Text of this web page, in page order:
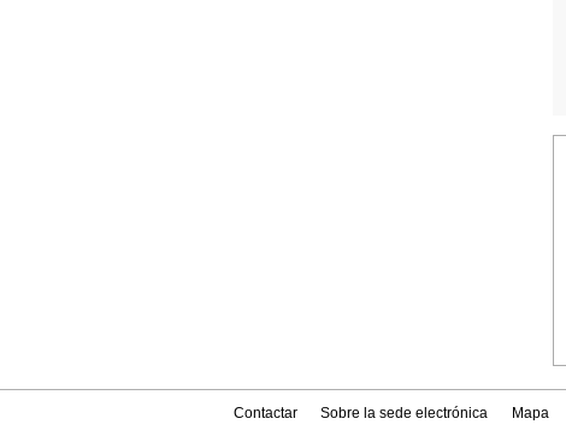
Contactar Sobre la sede electrónica Mapa